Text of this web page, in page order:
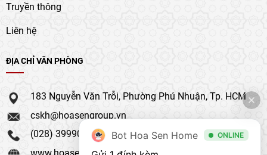
Truyền thông
Liên hệ
ĐỊA CHỈ VĂN PHÒNG
183 Nguyễn Văn Trỗi, Phường Phú Nhuận, Tp. HCM
cskh@hoasengroup.vn
(028) 39990 111
www.hoasengroup.vn
Bot Hoa Sen Home ONLINE